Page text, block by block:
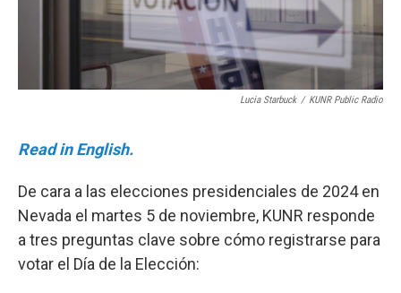
Lucia Starbuck / KUNR Public Radio
Read in English.
De cara a las elecciones presidenciales de 2024 en
Nevada el martes 5 de noviembre, KUNR responde
a tres preguntas clave sobre cómo registrarse para
votar el Día de la Elección: